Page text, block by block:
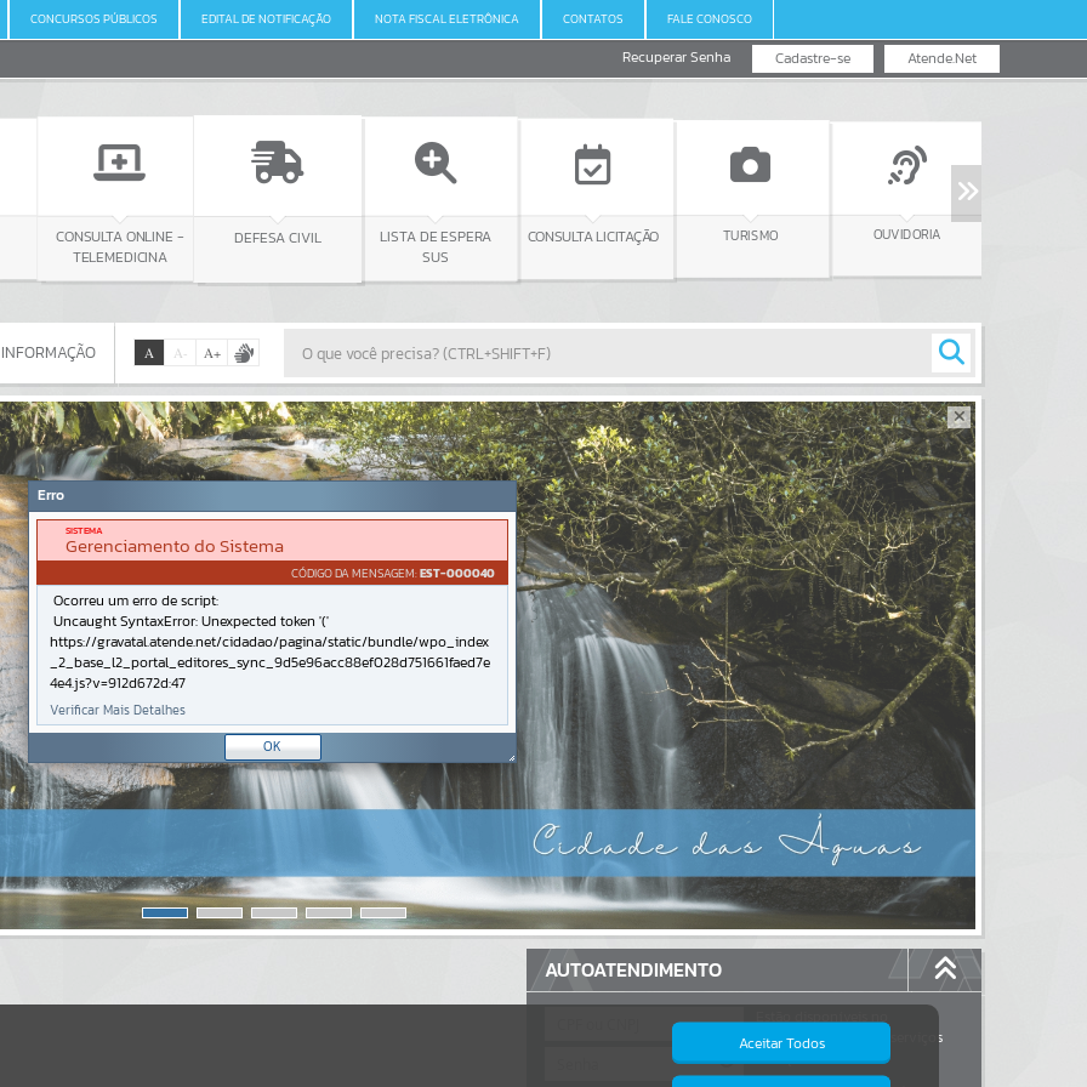
CONCURSOS PÚBLICOS EDITAL DE NOTIFICAÇÃO NOTA FISCAL ELETRÔNICA CONTATOS FALE CONOSCO
Atende.Net
Cadastre-se
Recuperar Senha
ONLINE -
DEFESA CIVIL
LISTA DE ESPERA
CONSULTA LICITAÇÃO TURISMO OUVIDORIA
SALA DO
Por favor, aguarde...
A A- A+
AUTOATENDIMENTO
Estão disponíveis no
autoatendimento
serviços
dos quais...
Aceitar Todos
Erro
SISTEMA
Gerenciamento do Sistema
CÓDIGO DA MENSAGEM:EST-000040
Ocorreu um erro de script:
Uncaught SyntaxError: Unexpected token '('
https://gravatal.atende.net/cidadao/pagina/static/bundle/wpo_index
_2_base_l2_portal_editores_sync_9d5e96acc88ef028d751661faed7e
4e4.js?v=912d672d:47
Verificar Mais Detalhes
OK